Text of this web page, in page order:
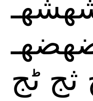
ثج ٹج